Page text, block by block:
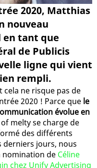
2020, Matthias
nouveau
en tant que
de Publicis
ligne qui vient
rempli.
ne risque pas de
2020 ! Parce que le
évolue en
melty se charge de
des différents
derniers jours, nous
nomination de Céline
chez Unify Advertising